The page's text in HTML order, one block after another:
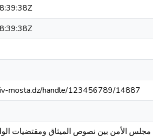
mosta.dz/handle/123456789/14887
الأمن بين نصوص الميثاق ومقتضيات